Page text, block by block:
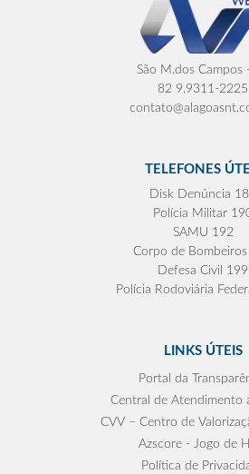
São M.dos Campos -
82 9.9311-2225
TELEFONES
Disk Denúncia
Polícia Militar
SAMU 192
Corpo de
Defesa Civil 199
Polícia Rodoviária
LINKS ÚTEIS
Portal da
Central de Atendimento
CVV – Centro de
Azscore - Jogo de
Política de